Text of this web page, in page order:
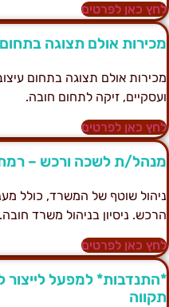
כאן לפרטים
אולם תצוגה בתחום
אולם תצוגה בתחום
זיקה לתחום חובה.
כאן לפרטים
ת לשכה ורכש – רמת
שוטף של המשרד, כולל
ניסיון בניהול משרד חובה.
כאן לפרטים
למפעל לייצור